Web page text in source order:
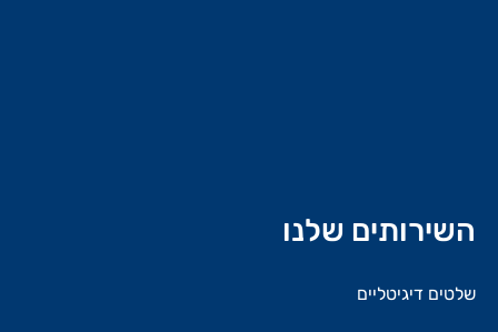
השירותים שלנו
שלטים דיגיטליים